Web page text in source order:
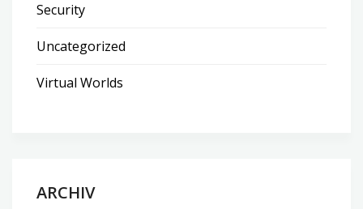
Security
Uncategorized
Virtual Worlds
ARCHIV